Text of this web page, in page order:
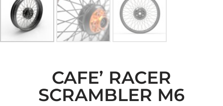
CAFE’ RACER
SCRAMBLER M6